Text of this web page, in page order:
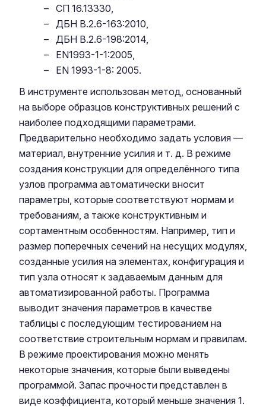
СП 16.13330,
ДБН В.2.6-163:2010,
ДБН В.2.6-198:2014,
EN1993-1-1:2005,
EN 1993-1-8: 2005.
В инструменте использован метод, основанный
на выборе образцов конструктивных решений с
наиболее подходящими параметрами.
Предварительно необходимо задать условия —
материал, внутренние усилия и т. д. В режиме
создания конструкции для определённого типа
узлов программа автоматически вносит
параметры, которые соответствуют нормам и
требованиям, а также конструктивным и
сортаментным особенностям. Например, тип и
размер поперечных сечений на несущих модулях,
созданные усилия на элементах, конфигурация и
тип узла относят к задаваемым данным для
автоматизированной работы. Программа
выводит значения параметров в качестве
таблицы с последующим тестированием на
соответствие строительным нормам и правилам.
В режиме проектирования можно менять
некоторые значения, которые были выведены
программой. Запас прочности представлен в
виде коэффициента, который меньше значения 1.